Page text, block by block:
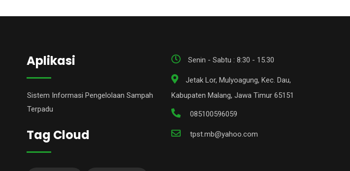
Aplikasi
Sistem Informasi Pengelolaan Sampah
Terpadu
Tag Cloud
Senin - Sabtu : 8:30 - 15.30
Jetak Lor, Mulyoagung, Kec. Dau,
Kabupaten Malang, Jawa Timur 65151
085100596059
tpst.mb@yahoo.com